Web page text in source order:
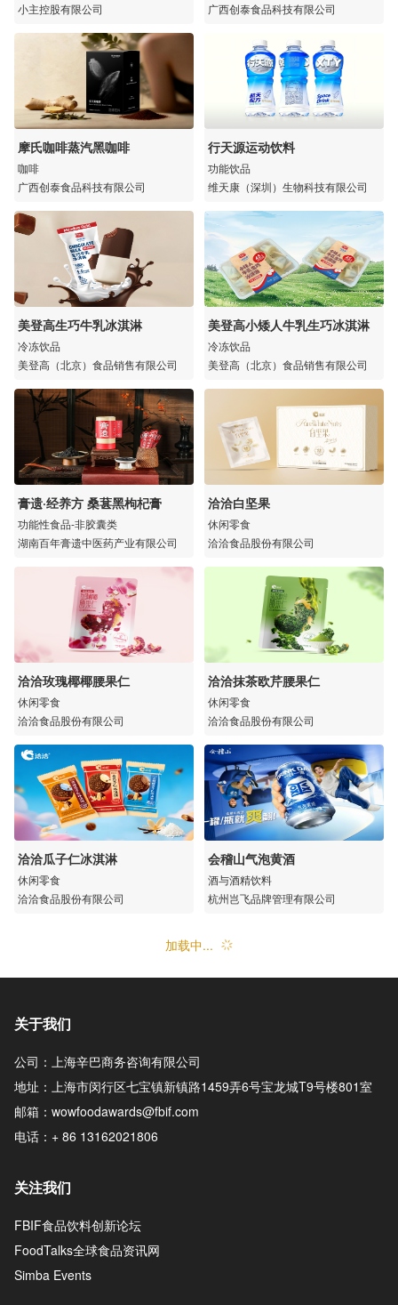
小主控股有限公司
广西创泰食品科技有限公司
摩氏咖啡蒸汽黑咖啡
咖啡
广西创泰食品科技有限公司
行天源运动饮料
功能饮品
维天康（深圳）生物科技有限公司
美登高生巧牛乳冰淇淋
冷冻饮品
美登高（北京）食品销售有限公司
美登高小矮人牛乳生巧冰淇淋
冷冻饮品
美登高（北京）食品销售有限公司
膏遗·经养方 桑葚黑枸杞膏
功能性食品-非胶囊类
湖南百年膏遗中医药产业有限公司
洽洽白坚果
休闲零食
洽洽食品股份有限公司
洽洽玫瑰椰椰腰果仁
休闲零食
洽洽食品股份有限公司
洽洽抹茶欧芹腰果仁
休闲零食
洽洽食品股份有限公司
洽洽瓜子仁冰淇淋
休闲零食
洽洽食品股份有限公司
会稽山气泡黄酒
酒与酒精饮料
杭州岂飞品牌管理有限公司
加载中...
关于我们
公司：上海辛巴商务咨询有限公司
地址：上海市闵行区七宝镇新镇路1459弄6号宝龙城T9号楼801室
邮箱：wowfoodawards@fbif.com
电话：+ 86 13162021806
关注我们
FBIF食品饮料创新论坛
FoodTalks全球食品资讯网
Simba Events